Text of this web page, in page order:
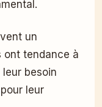
un
ont tendance à
besoin
leur